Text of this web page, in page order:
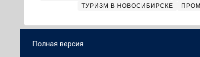
ТУРИЗМ В НОВОСИБИРСКЕ
Полная версия